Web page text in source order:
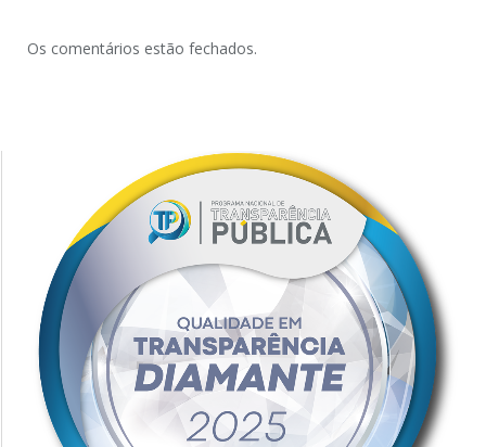
Os comentários estão fechados.